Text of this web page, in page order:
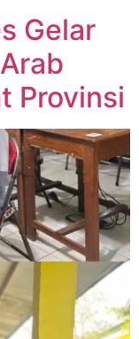
Gelar
Provinsi